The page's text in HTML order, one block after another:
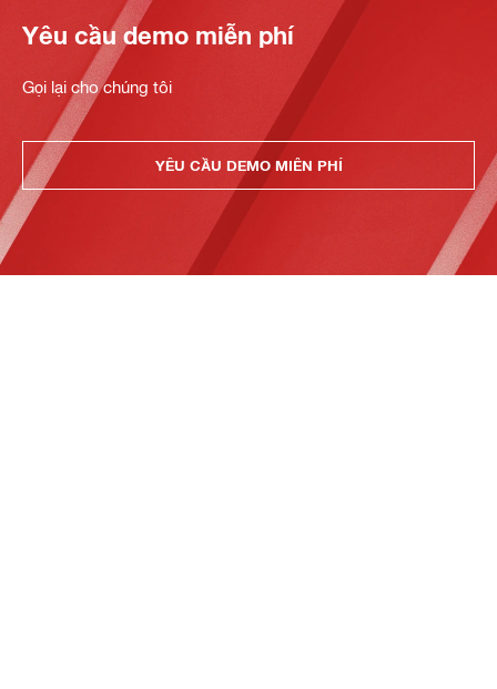
Yêu cầu demo miễn phí
Gọi lại cho chúng tôi
YÊU CẦU DEMO MIỄN PHÍ